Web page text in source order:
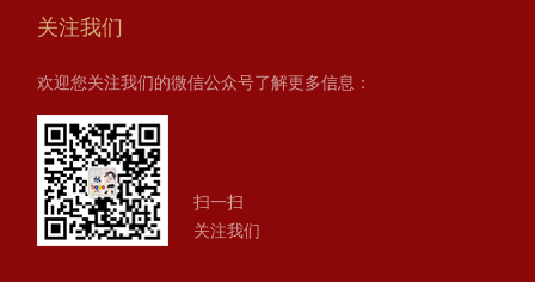
关注我们
欢迎您关注我们的微信公众号了解更多信息：
扫一扫
关注我们